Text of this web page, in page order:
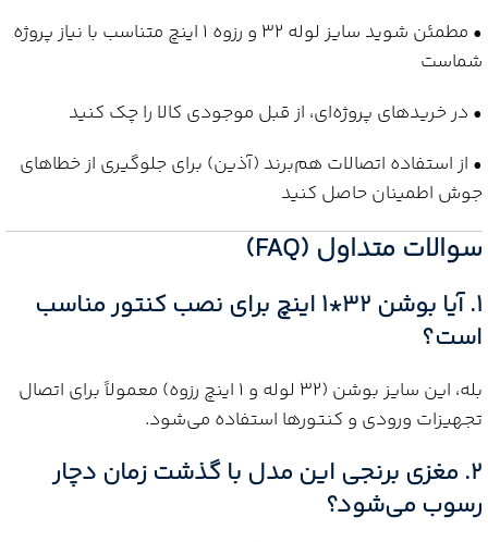
• مطمئن شوید سایز لوله 32 و رزوه 1 اینچ متناسب با نیاز پروژه
شماست
• در خریدهای پروژه‌ای، از قبل موجودی کالا را چک کنید
• از استفاده اتصالات هم‌برند (آذین) برای جلوگیری از خطاهای
جوش اطمینان حاصل کنید
سوالات متداول (FAQ)
1. آیا بوشن 32*1 اینچ برای نصب کنتور مناسب
است؟
بله، این سایز بوشن (32 لوله و 1 اینچ رزوه) معمولاً برای اتصال
تجهیزات ورودی و کنتورها استفاده می‌شود.
2. مغزی برنجی این مدل با گذشت زمان دچار
رسوب می‌شود؟